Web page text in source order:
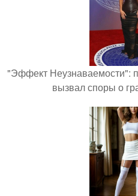
"Эффект Неузнаваемости":
вызвал споры о